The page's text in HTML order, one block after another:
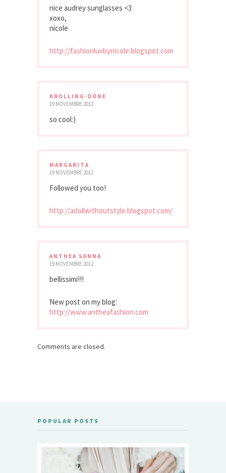
nice audrey sunglasses <3
xoxo,
nicole
http://fashionluvbynicole.blogspot.com
KROLLING-DONE
19 NOVEMBRE 2012
so cool:)
MARGARITA
19 NOVEMBRE 2012
Followed you too!
http://adollwithoutstyle.blogspot.com/
ANTHEA SANNA
19 NOVEMBRE 2012
bellissimi!!!
New post on my blog:
http://www.antheafashion.com
Comments are closed.
POPULAR POSTS